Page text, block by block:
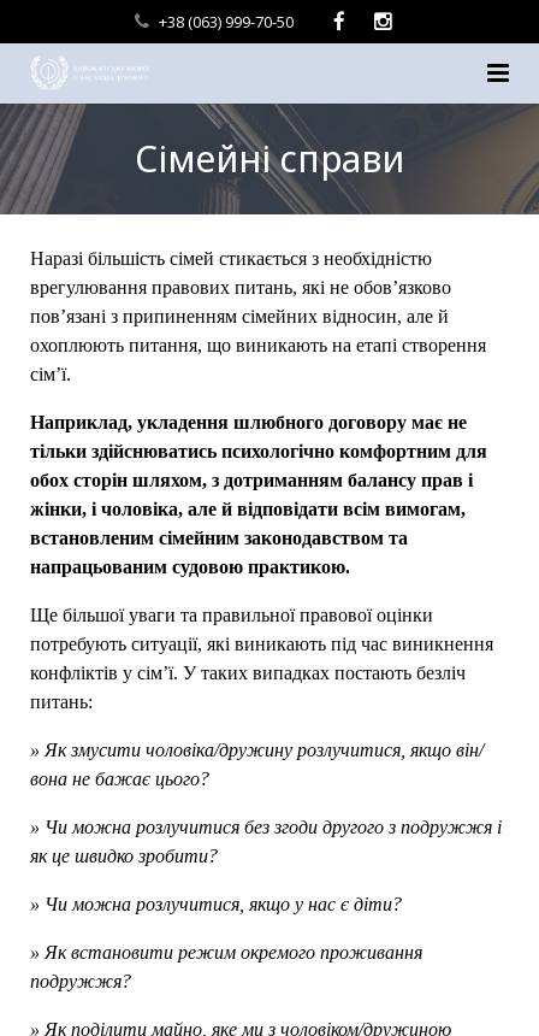
+38 (063) 999-70-50
Головна
Про нас
Контакти
Сімейні справи
Наразі більшість сімей стикається з необхідністю
врегулювання правових питань, які не обов’язково
пов’язані з припиненням сімейних відносин, але й
охоплюють питання, що виникають на етапі створення
сім’ї.
Наприклад, укладення шлюбного договору має не
тільки здійснюватись психологічно комфортним для
обох сторін шляхом, з дотриманням балансу прав і
жінки, і чоловіка, але й відповідати всім вимогам,
встановленим сімейним законодавством та
напрацьованим судовою практикою.
Ще більшої уваги та правильної правової оцінки
потребують ситуації, які виникають під час виникнення
конфліктів у сім’ї. У таких випадках постають безліч
питань:
» Як змусити чоловіка/дружину розлучитися, якщо він/
вона не бажає цього?
» Чи можна розлучитися без згоди другого з подружжя і
як це швидко зробити?
» Чи можна розлучитися, якщо у нас є діти?
» Як встановити режим окремого проживання
подружжя?
» Як поділити майно, яке ми з чоловіком/дружиною